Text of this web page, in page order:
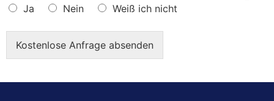
Ja
Nein Weiß ich nicht
Kostenlose Anfrage absenden